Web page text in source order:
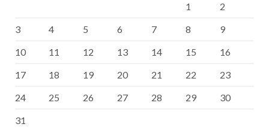
1
2
3
4 5 6 7 8
9
10
11 12 13 14 15
16
17
18 19 20 21 22
23
24
25 26 27 28 29
30
31